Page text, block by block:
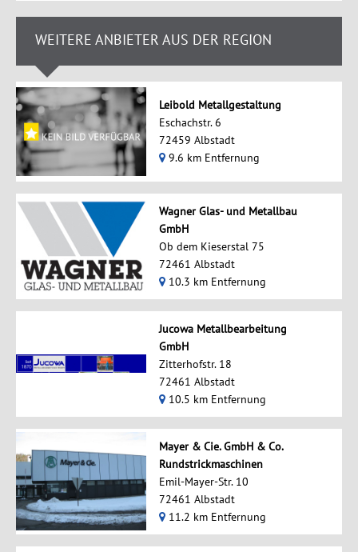
WEITERE ANBIETER AUS DER REGION
Leibold Metallgestaltung
Eschachstr. 6
72459 Albstadt
9.6 km Entfernung
Wagner Glas- und Metallbau
GmbH
Ob dem Kieserstal 75
72461 Albstadt
10.3 km Entfernung
Jucowa Metallbearbeitung
GmbH
Zitterhofstr. 18
72461 Albstadt
10.5 km Entfernung
Mayer & Cie. GmbH & Co.
Rundstrickmaschinen
Emil-Mayer-Str. 10
72461 Albstadt
11.2 km Entfernung